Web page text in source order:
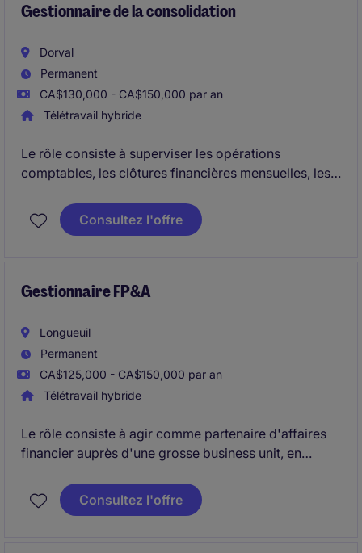
Gestionnaire de la consolidation
Dorval
Permanent
CA$130,000 - CA$150,000 par an
Télétravail hybride
Le rôle consiste à superviser les opérations
comptables, les clôtures financières mensuelles, les
internes (SOX), tout en assurant l'exactitude et la
gouvernance des informations financières. Il dirige
l'efficacité des processus.
Consultez l'offre
Gestionnaire FP&A
Longueuil
Permanent
CA$125,000 - CA$150,000 par an
Télétravail hybride
Le rôle consiste à agir comme partenaire d'affaires
financier auprès d'une grosse business unit, en
planification budgétaire et le soutien aux décisions
stratégiques. Le titulaire collabore étroitement avec
Consultez l'offre